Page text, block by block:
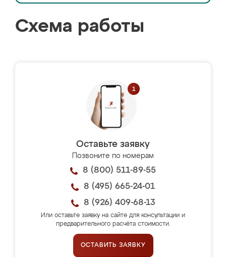
Схема работы
Оставьте заявку
Позвоните по номерам
8 (800) 511-89-55
8 (495) 665-24-01
8 (926) 409-68-13
Или оставьте заявку на сайте для консультации и
предварительного расчёта стоимости.
ОСТАВИТЬ ЗАЯВКУ